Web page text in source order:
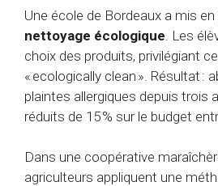
Une école de Bordeaux a mis
nettoyage écologique . Les
choix des produits, privilégiant
« ecologically clean ». Résultat :
plaintes allergiques depuis trois
réduits de 15 % sur le budget
Dans une coopérative
agriculteurs appliquent une